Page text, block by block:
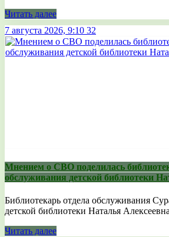
Читать далее
7 августа 2026, 9:10 32
Мнением о СВО поделилась
обслуживания детской библиотеки
Библиотекарь отдела обслуживания
детской библиотеки Наталья
Читать далее